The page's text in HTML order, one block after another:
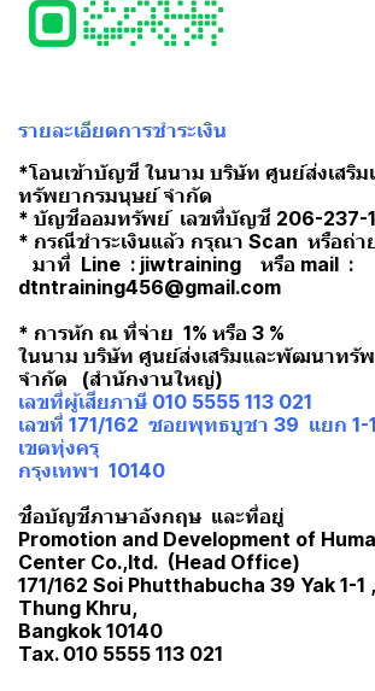
รายละเอียดการชำระเงิน
*โอนเข้าบัญชี ในนาม บริษัท ศูนย์ส่งเสริ
ทรัพยากรมนุษย์ จำกัด
* บัญชีออมทรัพย์ เลขที่บัญชี 206-237-
* กรณีชำระเงินแล้ว กรุณา Scan หรือถ่า
มาที่ Line : jiwtraining หรือ mail :
dtntraining456@gmail.com
* การหัก ณ ที่จ่าย 1% หรือ 3 %
ในนาม บริษัท ศูนย์ส่งเสริมและพัฒนาทรั
จำกัด (สำนักงานใหญ่)
เลขที่ผู้เสียภาษี 010 5555 113 021
เลขที่ 171/162 ซอยพุทธบูชา 39 แยก 1-
เขตทุ่งครุ
กรุงเทพฯ 10140
ชื่อบัญชีภาษาอังกฤษ และที่อยู่
Promotion and Development of
Center Co.,ltd. (Head Office)
171/162 Soi Phutthabucha 39 Yak 1-1
Thung Khru,
Bangkok 10140
Tax. 010 5555 113 021